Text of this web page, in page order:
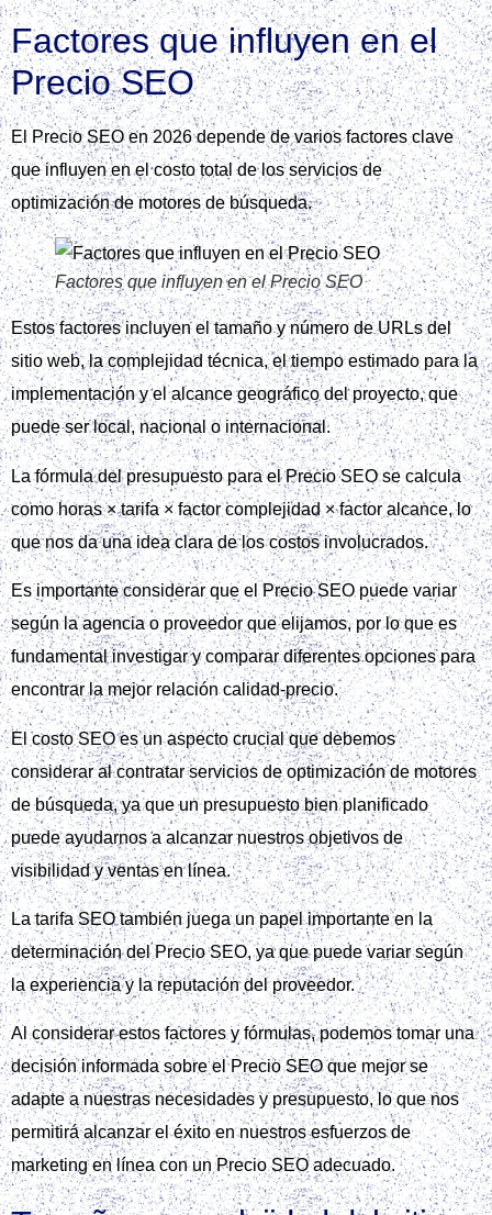
Factores que influyen en el
Precio SEO
El Precio SEO en 2026 depende de varios factores clave
que influyen en el costo total de los servicios de
optimización de motores de búsqueda.
Factores que influyen en el Precio SEO
Estos factores incluyen el tamaño y número de URLs del
sitio web, la complejidad técnica, el tiempo estimado para la
implementación y el alcance geográfico del proyecto, que
puede ser local, nacional o internacional.
La fórmula del presupuesto para el Precio SEO se calcula
como horas × tarifa × factor complejidad × factor alcance, lo
que nos da una idea clara de los costos involucrados.
Es importante considerar que el Precio SEO puede variar
según la agencia o proveedor que elijamos, por lo que es
fundamental investigar y comparar diferentes opciones para
encontrar la mejor relación calidad-precio.
El costo SEO es un aspecto crucial que debemos
considerar al contratar servicios de optimización de motores
de búsqueda, ya que un presupuesto bien planificado
puede ayudarnos a alcanzar nuestros objetivos de
visibilidad y ventas en línea.
La tarifa SEO también juega un papel importante en la
determinación del Precio SEO, ya que puede variar según
la experiencia y la reputación del proveedor.
Al considerar estos factores y fórmulas, podemos tomar una
decisión informada sobre el Precio SEO que mejor se
adapte a nuestras necesidades y presupuesto, lo que nos
permitirá alcanzar el éxito en nuestros esfuerzos de
marketing en línea con un Precio SEO adecuado.